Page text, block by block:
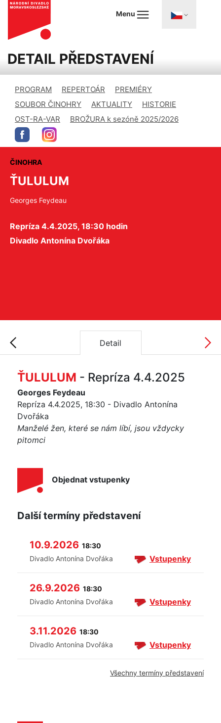
Menu
DETAIL PŘEDSTAVENÍ
PROGRAM REPERTOÁR
PREMIÉRY
SOUBOR ČINOHRY
AKTUALITY
HISTORIE
OST-RA-VAR
BROŽURA k sezóně 2025/2026
ČINOHRA
ŤULULUM
Georges Feydeau
Repríza 4.4.2025, 18:30 hodin
Divadlo Antonína Dvořáka
Detail
ŤULULUM - Repríza 4.4.2025
Georges Feydeau
Repríza 4.4.2025, 18:30 - Divadlo Antonína
Dvořáka
Manželé žen, které se nám líbí, jsou vždycky
pitomci
Objednat vstupenky
Další termíny představení
10.9.2026 18:30
Divadlo Antonína Dvořáka
Vstupenky
26.9.2026 18:30
Divadlo Antonína Dvořáka
Vstupenky
3.11.2026 18:30
Divadlo Antonína Dvořáka
Vstupenky
Všechny termíny představení